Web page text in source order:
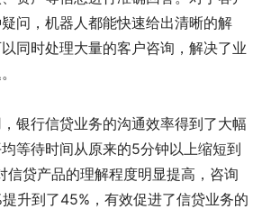
问，机器人都能快速给出清晰的解
同时处理大量的客户咨询，解决了业
银行信贷业务的沟通效率得到了大幅
等待时间从原来的5分钟以上缩短到
信贷产品的理解程度明显提高，咨询
升到了45%，有效促进了信贷业务的